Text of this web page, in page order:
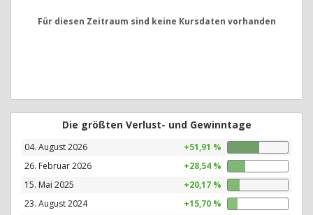
Für diesen Zeitraum sind keine Kursdaten vorhanden
Die größten Verlust- und Gewinntage
04. August 2026
+51,91 %
26. Februar 2026
+28,54 %
15. Mai 2025
+20,17 %
23. August 2024
+15,70 %